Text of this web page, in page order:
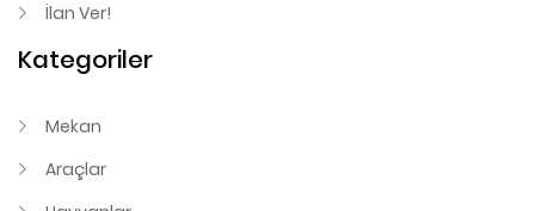
İlan Ver!
Kategoriler
Mekan
Araçlar